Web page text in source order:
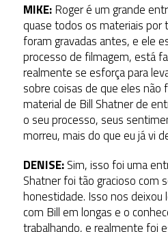
MIKE:Roger é um grande
quase todos os materiais por
foram gravadas antes, e ele
processo de filmagem, está
realmente se esforça para
sobre coisas de que eles não
material de Bill Shatner de
o seu processo, seus
morreu, mais do que eu já vi
DENISE:Sim, isso foi uma
Shatner foi tão gracioso com
honestidade. Isso nos deixou
com Bill em longas e o
trabalhando, e realmente foi